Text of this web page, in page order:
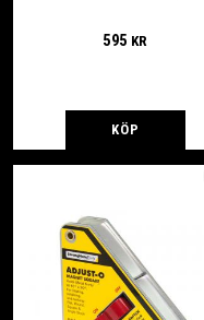
595 KR
KÖP